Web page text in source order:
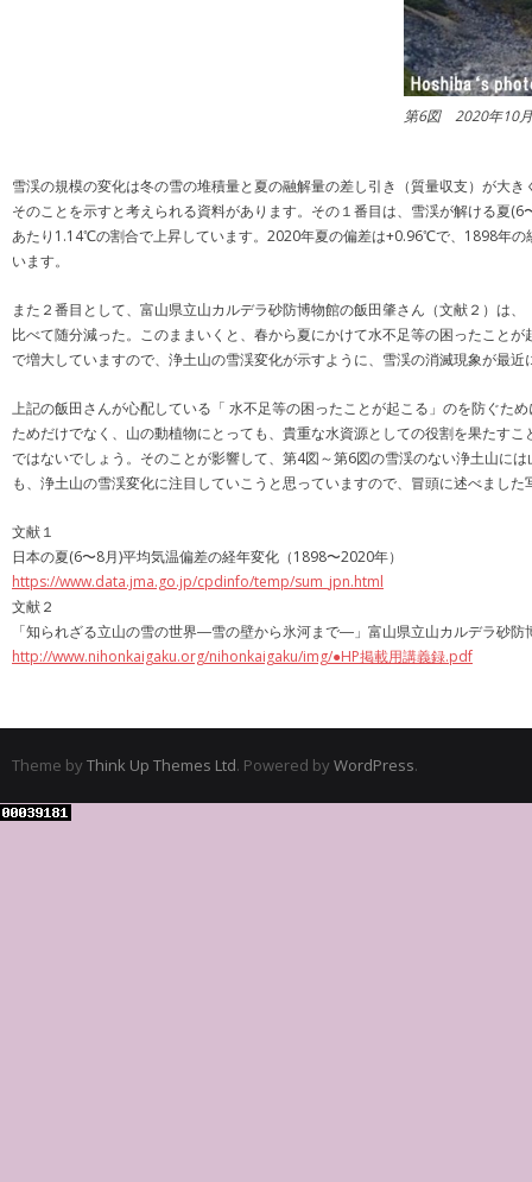
第6図 2020年10
雪渓の規模の変化は冬の雪の堆積量と夏の融解量の差し引き（質量収支）が大
そのことを示すと考えられる資料があります。その１番目は、雪渓が解ける夏
あたり1.14℃の割合で上昇しています。2020年夏の偏差は+0.96℃で、1898年
います。
また２番目として、富山県立山カルデラ砂防博物館の飯田肇さん（文献２）は
比べて随分減った。このままいくと、春から夏にかけて水不足等の困ったこと
で増大していますので、浄土山の雪渓変化が示すように、雪渓の消滅現象が最
上記の飯田さんが心配している「 水不足等の困ったことが起こる」のを防ぐた
ためだけでなく、山の動植物にとっても、貴重な水資源としての役割を果たす
ではないでしょう。そのことが影響して、第4図～第6図の雪渓のない浄土山に
も、浄土山の雪渓変化に注目していこうと思っていますので、冒頭に述べまし
文献１
日本の夏(6〜8月)平均気温偏差の経年変化（1898〜2020年）
https://www.data.jma.go.jp/cpdinfo/temp/sum_jpn.html
文献２
「知られざる立山の雪の世界―雪の壁から氷河まで―」富山県立山カルデラ砂
http://www.nihonkaigaku.org/nihonkaigaku/img/●HP掲載用講義録.pdf
Theme by Think Up Themes Ltd. Powered by WordPress.